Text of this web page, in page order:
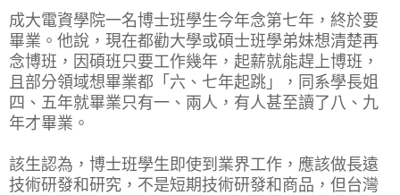
成大電資學院一名博士班學生今年念第七年，終於要
畢業。他說，現在都勸大學或碩士班學弟妹想清楚再
念博班，因碩班只要工作幾年，起薪就能趕上博班，
且部分領域想畢業都「六、七年起跳」，同系學長姐
四、五年就畢業只有一、兩人，有人甚至讀了八、九
年才畢業。
該生認為，博士班學生即使到業界工作，應該做長遠
技術研發和研究，不是短期技術研發和商品，但台灣